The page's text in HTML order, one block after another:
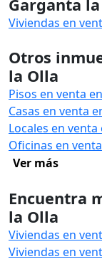
Garganta
Viviendas en
Otros
la Olla
Pisos en venta
Casas en venta
Locales en
Oficinas en
Ver más
Encuentra
la Olla
Viviendas en
Viviendas en